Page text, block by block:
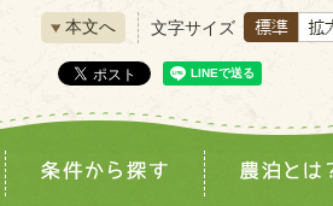
本文へ 文字サイズ